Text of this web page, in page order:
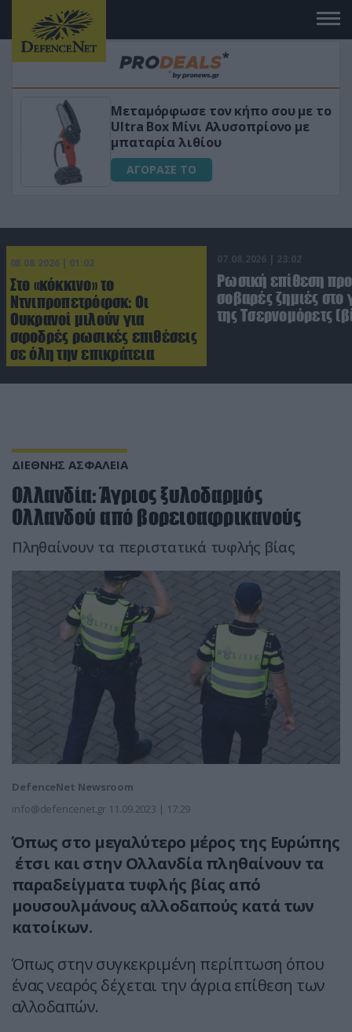
τον κήπο σου με το
Μίνι Αλυσοπρίονο με
λιθίου
«Μαγική»
για αύξηση
08.08.2026 | 01:02
Στο «κόκκινο» το
Ντνιπροπετρόφσκ: Οι
Ουκρανοί μιλούν για
σφοδρές ρωσικές επιθέσεις
σε όλη την επικράτεια
07.08.2026 | 23:02
Ρωσική επίθεση
σοβαρές ζημιές στο
της Τσερνομόρετς
ΔΙΕΘΝΗΣ ΑΣΦΑΛΕΙΑ
Ολλανδία: Άγριος ξυλοδαρμός
Ολλανδού από βορειοαφρικανούς
Πληθαίνουν τα περιστατικά τυφλής βίας
DefenceNet Newsroom
info@defencenet.gr 11.09.2023 | 17:29
Όπως στο μεγαλύτερο μέρος της Ευρώπης
έτσι και στην Ολλανδία πληθαίνουν τα
παραδείγματα τυφλής βίας από
μουσουλμάνους αλλοδαπούς κατά των
κατοίκων.
Όπως στην συγκεκριμένη περίπτωση όπου
ένας νεαρός δέχεται την άγρια επίθεση των
αλλοδαπών.